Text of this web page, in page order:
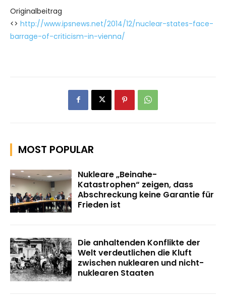
Originalbeitrag
<> http://www.ipsnews.net/2014/12/nuclear-states-face-
barrage-of-criticism-in-vienna/
MOST POPULAR
Nukleare „Beinahe-
Katastrophen“ zeigen, dass
Abschreckung keine Garantie für
Frieden ist
Die anhaltenden Konflikte der
Welt verdeutlichen die Kluft
zwischen nuklearen und nicht-
nuklearen Staaten